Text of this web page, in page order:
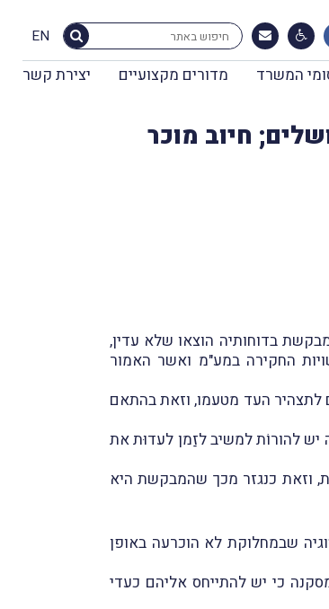
EN
המשרד מדורים מקצועיים יצירת קשר
חיוב מוכר
בדוחותיה הוצאו שלא עדין,
החקירה במע"מ ואשר האמור
לתצהיר העד מטעמו, וזאת בהתאם
ההודעות לתצהיר העדות הראשית מטעמו בהתאם לתקנה 10א, אך לטענתה יש להורוֹת למשיב לזַמן לעדוּת את
וזאת כנגזר מכך שהמבקשת היא
שבמחלוקת לא הוכרעה באופן
כי יש להתייחס אליהם כעדי